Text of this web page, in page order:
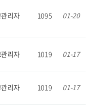
리자 1095 01-20
리자 1019 01-17
리자 1019 01-17